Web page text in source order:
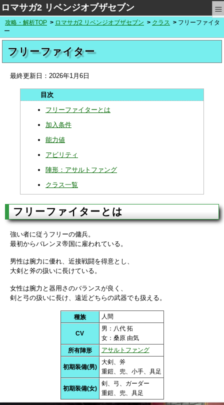
ロマサガ2 リベンジオブザセブン ≡
攻略・解析TOP ロマサガ2 リベンジオブザセブン クラス
フリーファイタ
ー
フリーファイター
最終更新日： 2026年1月6日
フリーファイターとは
加入条件
能力値
アビリティ
陣形：アサルトファング
クラス一覧
フリーファイターとは
強い者に従うフリーの傭兵。
最初からバレンヌ帝国に雇われている。
男性は腕力に優れ、近接戦闘を得意とし、
大剣と斧の扱いに長けている。
女性は腕力と器用さのバランスが良く、
剣と弓の扱いに長け、遠近どちらの武器でも扱える。
種族 人間
CV
男：八代 拓
女：桑原 由気
所有陣形
アサルトファング
初期装備(男)
大剣、斧
重鎧、兜、小手、具足
初期装備(女)
剣、弓、ガーダー
重鎧、兜、具足